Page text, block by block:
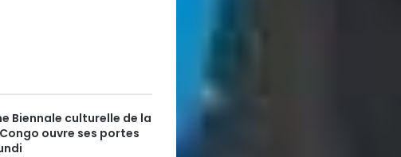
Biennale culturelle de la
ouvre ses portes